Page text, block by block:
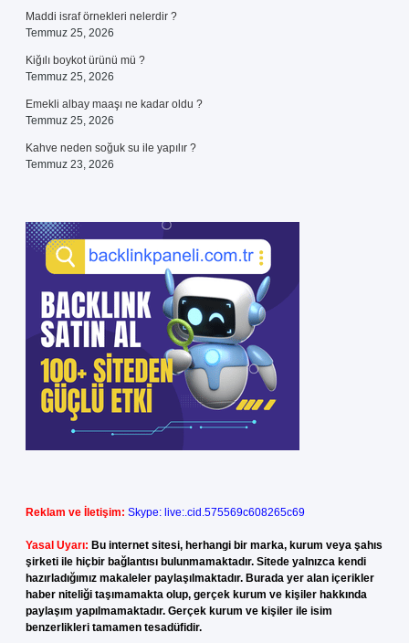
Maddi israf örnekleri nelerdir ?
Temmuz 25, 2026
Kiğılı boykot ürünü mü ?
Temmuz 25, 2026
Emekli albay maaşı ne kadar oldu ?
Temmuz 25, 2026
Kahve neden soğuk su ile yapılır ?
Temmuz 23, 2026
Reklam ve İletişim: Skype: live:.cid.575569c608265c69
Yasal Uyarı: Bu internet sitesi, herhangi bir marka, kurum veya şahıs
şirketi ile hiçbir bağlantısı bulunmamaktadır. Sitede yalnızca kendi
hazırladığımız makaleler paylaşılmaktadır. Burada yer alan içerikler
haber niteliği taşımamakta olup, gerçek kurum ve kişiler hakkında
paylaşım yapılmamaktadır. Gerçek kurum ve kişiler ile isim
benzerlikleri tamamen tesadüfidir.